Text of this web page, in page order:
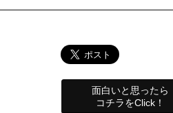
面白いと思ったら
コチラをClick！